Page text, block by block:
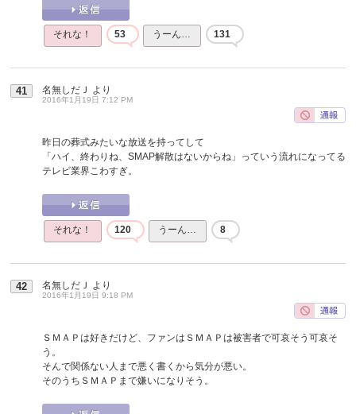
それな！ 53 うーん… 131
41 名無しだＪ より
2016年1月19日 7:12 PM
昨日の葬式みたいな放送を持ってして
「ハイ、終わりね、SMAP解散はないからね」っていう流れになってる
テレビ業界こわすぎ。
それな！ 120 うーん… 8
42 名無しだＪ より
2016年1月19日 9:18 PM
ＳＭＡＰは好きだけど、ファンはＳＭＡＰは被害者で可哀そう可哀そ
う。
そんで関係ない人まで悪く書くから気分が悪い。
そのうちＳＭＡＰまで嫌いになりそう。